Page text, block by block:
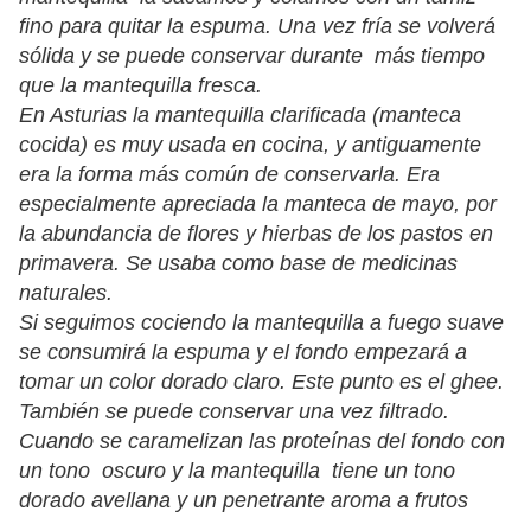
fino para quitar la espuma. Una vez fría se volverá
sólida y se puede conservar durante más tiempo
que la mantequilla fresca.
En Asturias la mantequilla clarificada (manteca
cocida) es muy usada en cocina, y antiguamente
era la forma más común de conservarla. Era
especialmente apreciada la manteca de mayo, por
la abundancia de flores y hierbas de los pastos en
primavera. Se usaba como base de medicinas
naturales.
Si seguimos cociendo la mantequilla a fuego suave
se consumirá la espuma y el fondo empezará a
tomar un color dorado claro. Este punto es el ghee.
También se puede conservar una vez filtrado.
Cuando se caramelizan las proteínas del fondo con
un tono oscuro y la mantequilla tiene un tono
dorado avellana y un penetrante aroma a frutos